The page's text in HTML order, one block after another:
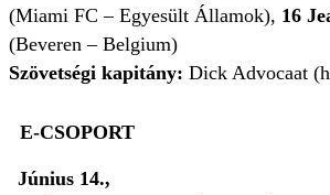
(Miami FC – Egyesült Államok), 16
(Beveren – Belgium)
Szövetségi kapitány: Dick Advocaat
Június 14.,
E-CSOPORT